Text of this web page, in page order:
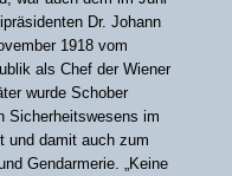
Dr. Johann
1918 vom
als Chef der Wiener
wurde Schober
Sicherheitswesens im
und damit auch zum
Gendarmerie. „Keine